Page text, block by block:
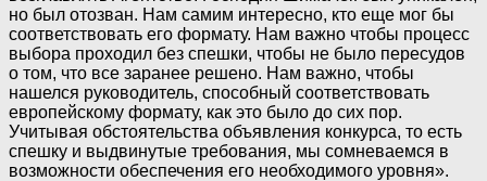
но был отозван. Нам самим интересно, кто еще мог бы
соответствовать его формату. Нам важно чтобы процесс
выбора проходил без спешки, чтобы не было пересудов
о том, что все заранее решено. Нам важно, чтобы
нашелся руководитель, способный соответствовать
европейскому формату, как это было до сих пор.
Учитывая обстоятельства объявления конкурса, то есть
спешку и выдвинутые требования, мы сомневаемся в
возможности обеспечения его необходимого уровня».